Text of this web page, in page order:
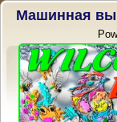
Машинная